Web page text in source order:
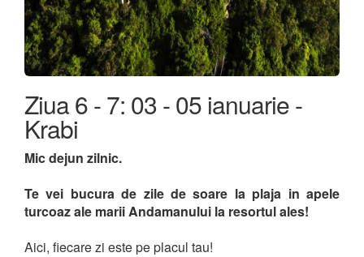
Ziua 6 - 7: 03 - 05 ianuarie -
Krabi
Mic dejun zilnic.
Te vei bucura de zile de soare la plaja in apele
turcoaz ale marii Andamanului la resortul ales!
Aici, fiecare zi este pe placul tau!